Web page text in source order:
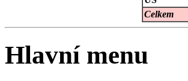
Celkem
Hlavní menu